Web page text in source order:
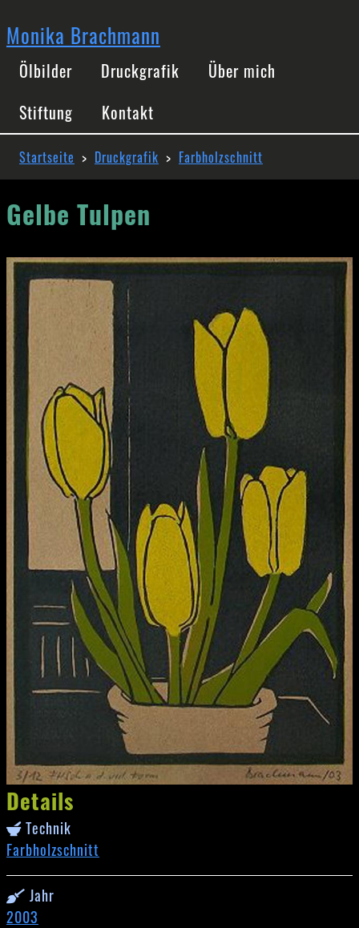
zum
Inhalt
Monika Brachmann
Hauptnavigation
Ölbilder Druckgrafik
Über mich
Stiftung
Kontakt
Startseite Druckgrafik Farbholzschnitt
Gelbe Tulpen
Image
Details
Technik
Farbholzschnitt
Jahr
2003